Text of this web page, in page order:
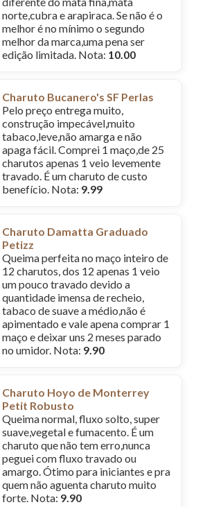
norte,cubra e arapiraca. Se não é o
melhor é no mínimo o segundo
melhor da marca,uma pena ser
edição limitada. Nota: 10.00
Charuto Bucanero's SF Perlas
Pelo preço entrega muito,
construção impecável,muito
tabaco,leve,não amarga e não
apaga fácil. Comprei 1 maço,de 25
charutos apenas 1 veio levemente
travado. É um charuto de custo
benefício. Nota: 9.99
Charuto Damatta Graduado
Petizz
Queima perfeita no maço inteiro de
12 charutos, dos 12 apenas 1 veio
um pouco travado devido a
quantidade imensa de recheio,
tabaco de suave a médio,não é
apimentado e vale apena comprar 1
maço e deixar uns 2 meses parado
no umidor. Nota: 9.90
Charuto Hoyo de Monterrey
Petit Robusto
Queima normal, fluxo solto, super
suave,vegetal e fumacento. É um
charuto que não tem erro,nunca
peguei com fluxo travado ou
amargo. Ótimo para iniciantes e pra
quem não aguenta charuto muito
forte. Nota: 9.90